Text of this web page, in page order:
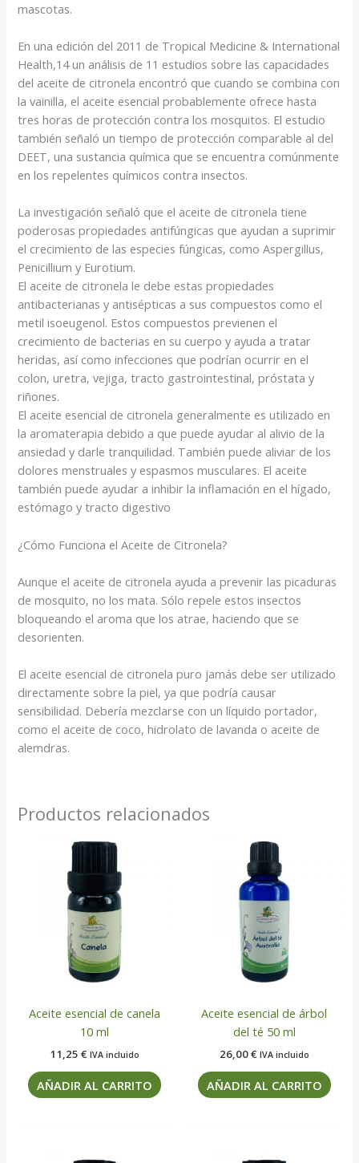
mascotas.
En una edición del 2011 de Tropical Medicine & International
Health,14 un análisis de 11 estudios sobre las capacidades
del aceite de citronela encontró que cuando se combina con
la vainilla, el aceite esencial probablemente ofrece hasta
tres horas de protección contra los mosquitos. El estudio
también señaló un tiempo de protección comparable al del
DEET, una sustancia química que se encuentra comúnmente
en los repelentes químicos contra insectos.
La investigación señaló que el aceite de citronela tiene
poderosas propiedades antifúngicas que ayudan a suprimir
el crecimiento de las especies fúngicas, como Aspergillus,
Penicillium y Eurotium.
El aceite de citronela le debe estas propiedades
antibacterianas y antisépticas a sus compuestos como el
metil isoeugenol. Estos compuestos previenen el
crecimiento de bacterias en su cuerpo y ayuda a tratar
heridas, así como infecciones que podrían ocurrir en el
colon, uretra, vejiga, tracto gastrointestinal, próstata y
riñones.
El aceite esencial de citronela generalmente es utilizado en
la aromaterapia debido a que puede ayudar al alivio de la
ansiedad y darle tranquilidad. También puede aliviar de los
dolores menstruales y espasmos musculares. El aceite
también puede ayudar a inhibir la inflamación en el hígado,
estómago y tracto digestivo
¿Cómo Funciona el Aceite de Citronela?
Aunque el aceite de citronela ayuda a prevenir las picaduras
de mosquito, no los mata. Sólo repele estos insectos
bloqueando el aroma que los atrae, haciendo que se
desorienten.
El aceite esencial de citronela puro jamás debe ser utilizado
directamente sobre la piel, ya que podría causar
sensibilidad. Debería mezclarse con un líquido portador,
como el aceite de coco, hidrolato de lavanda o aceite de
alemdras.
Productos relacionados
Aceite esencial de canela
10 ml
11,25€ IVA incluido
AÑADIR AL CARRITO
Aceite esencial de árbol
del té 50 ml
26,00€ IVA incluido
AÑADIR AL CARRITO